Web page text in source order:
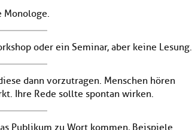
Monologe.
oder ein Seminar, aber keine Lesung.
dann vorzutragen. Menschen hören
Ihre Rede sollte spontan wirken.
Publikum zu Wort kommen, Beispiele